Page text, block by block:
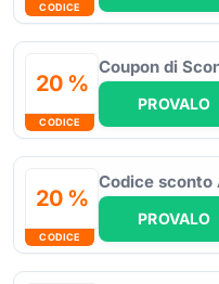
CODICE
20 %
CODICE
Coupon di
PROVALO
20 %
CODICE
Codice sconto
PROVALO